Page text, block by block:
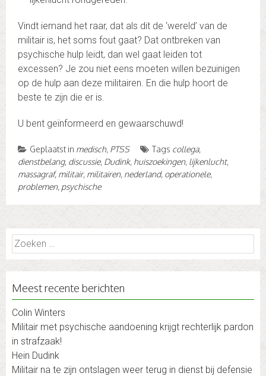
Vindt iemand het raar, dat als dit de ‘wereld’ van de
militair is, het soms fout gaat? Dat ontbreken van
psychische hulp leidt, dan wel gaat leiden tot
excessen? Je zou niet eens moeten willen bezuinigen
op de hulp aan deze militairen. En die hulp hoort de
beste te zijn die er is.
U bent geïnformeerd en gewaarschuwd!
Geplaatst in medisch, PTSS Tags collega,
dienstbelang, discussie, Dudink, huiszoekingen, lijkenlucht,
massagraf, militair, militairen, nederland, operationele,
problemen, psychische
Zoeken
naar:
Meest recente berichten
Colin Winters
Militair met psychische aandoening krijgt rechterlijk pardon
in strafzaak!
Hein Dudink
Militair na te zijn ontslagen weer terug in dienst bij defensie